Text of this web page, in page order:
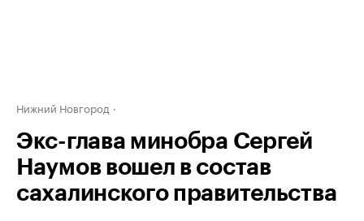
Нижний Новгород
Экс-глава минобра Сергей
Наумов вошел в состав
сахалинского правительства